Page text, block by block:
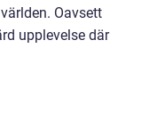
Oavsett
upplevelse där